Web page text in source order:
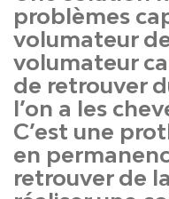
problèmes
volumateur
volumateur
de retrouver
l’on a les
C’est une
en
retrouver de